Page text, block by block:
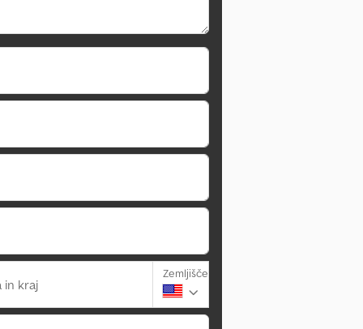
in kraj
Zemljišče